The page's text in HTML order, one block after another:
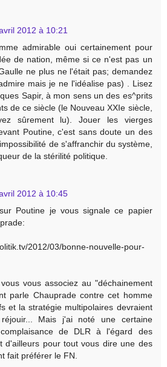
2012 à 10:21
admirable oui certainement pour
de nation, même si ce n'est pas un
ne plus ne l'était pas; demandez
mais je ne l'idéalise pas) . Lisez
Sapir, à mon sens un des es^prits
de ce siècle (le Nouveau XXIe siècle,
sûrement lu). Jouer les vierges
Poutine, c'est sans doute un des
de s'affranchir du système,
de la stérilité politique.
2012 à 10:45
Poutine je vous signale ce papier
2012/03/bonne-nouvelle-pour-
vous associez au "déchainement
parle Chauprade contre cet homme
et la stratégie multipolaires devraient
Mais j'ai noté une certaine
de DLR à l'égard des
d'ailleurs pour tout vous dire une des
fait préférer le FN.